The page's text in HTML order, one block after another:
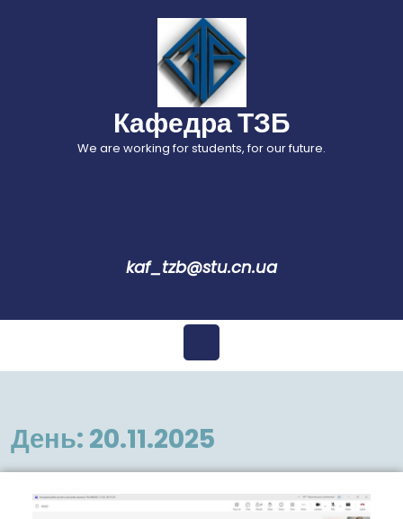
Кафедра ТЗБ
We are working for students, for our future.
kaf_tzb@stu.cn.ua
Відкрити
меню
День: 20.11.2025